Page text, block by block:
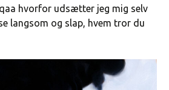
qaa hvorfor udsætter jeg mig selv
langsom og slap, hvem tror du